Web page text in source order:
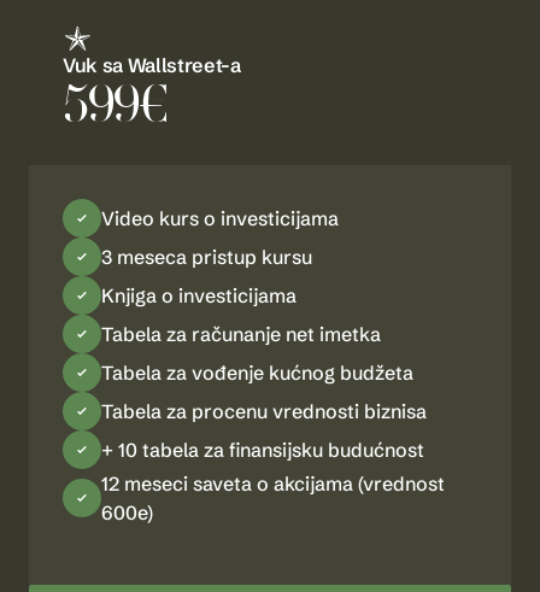
Vuk sa Wallstreet-a
599€
Video kurs o investicijama
3 meseca pristup kursu
Knjiga o investicijama
Tabela za računanje net imetka
Tabela za vođenje kućnog budžeta
Tabela za procenu vrednosti biznisa
+ 10 tabela za finansijsku budućnost
12 meseci saveta o akcijama (vrednost
600e)